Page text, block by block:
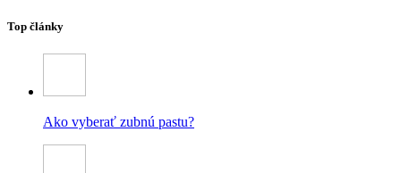
Top články
Ako vyberať zubnú pastu?